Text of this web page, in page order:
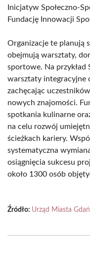
Inicjatyw Społeczno-
Fundację Innowacji
Organizacje te planują
obejmują warsztaty,
sportowe. Na przykład
warsztaty integracyjne
zachęcając
nowych znajomości.
spotkania kulinarne
na celu rozwój
ścieżkach kariery.
systematyczna
osiągnięcia sukcesu
około 1300 osób
Źródło: Urząd Miasta